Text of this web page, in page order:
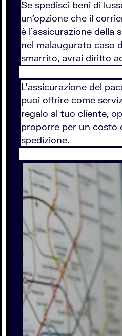
Se spedisci beni di
un'opzione che il
è l'assicurazione della
nel malaugurato caso
smarrito, avrai diritto
L'assicurazione del
puoi offrire come
regalo al tuo cliente,
proporre per un costo
spedizione.